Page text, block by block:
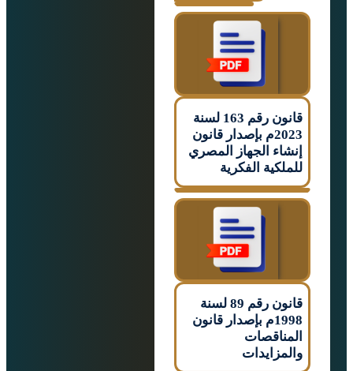
قانون رقم 163 لسنة
2023م بإصدار قانون
الجهاز المصري
الفكرية
قانون رقم 89 لسنة
1998م بإصدار قانون